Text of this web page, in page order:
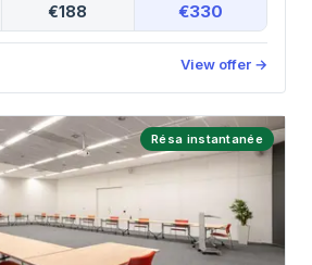
€188 €330
View offer →
Résa instantanée